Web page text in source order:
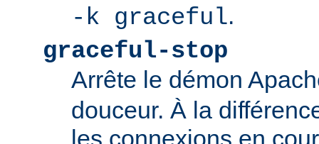
-k graceful.
graceful-stop
Arrête le démon
douceur. À la
les connexions en